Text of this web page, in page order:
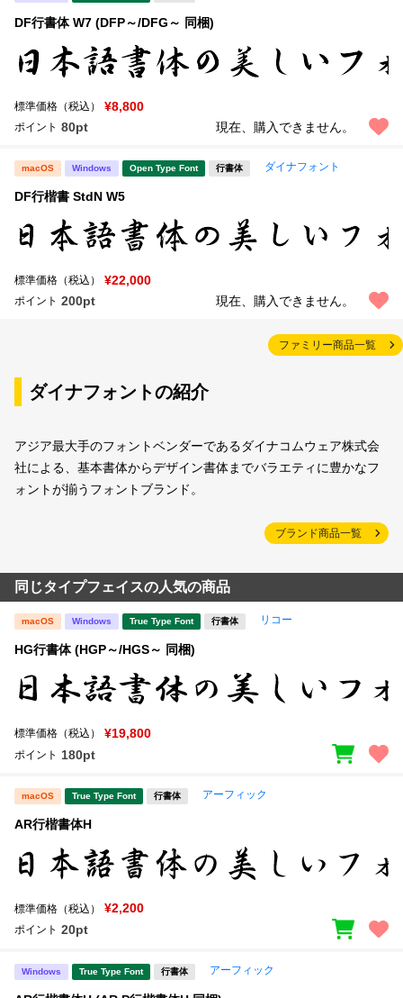
DF行書体 W7 (DFP～/DFG～ 同梱)
標準価格（税込） ¥8,800
ポイント 80pt 現在、購入できません。
macOS Windows Open Type Font 行書体 ダイナフォント
DF行楷書 StdN W5
標準価格（税込） ¥22,000
ポイント 200pt 現在、購入できません。
ファミリー商品一覧
ダイナフォントの紹介
アジア最大手のフォントベンダーであるダイナコムウェア株式会
社による、基本書体からデザイン書体までバラエティに豊かなフ
ォントが揃うフォントブランド。
ブランド商品一覧
同じタイプフェイスの人気の商品
macOS Windows True Type Font 行書体 リコー
HG行書体 (HGP～/HGS～ 同梱)
標準価格（税込） ¥19,800
ポイント 180pt
macOS True Type Font 行書体 アーフィック
AR行楷書体H
標準価格（税込） ¥2,200
ポイント 20pt
Windows True Type Font 行書体 アーフィック